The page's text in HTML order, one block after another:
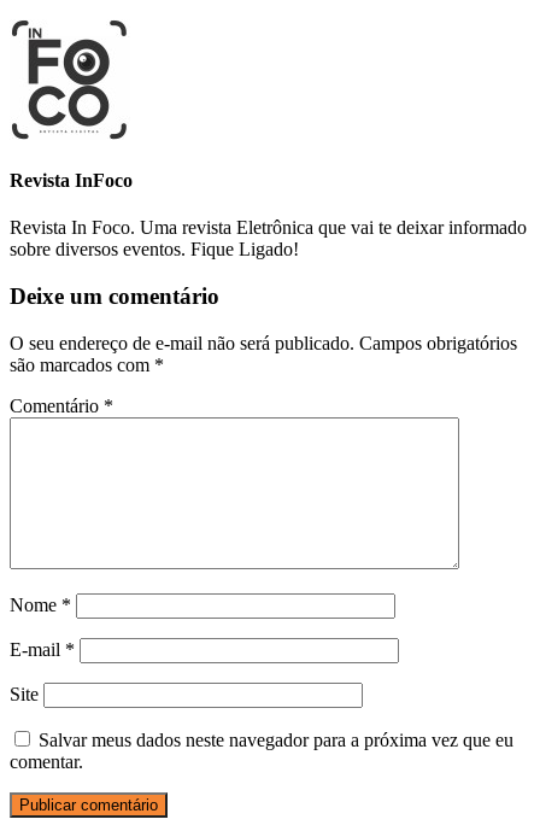
Revista InFoco
Revista In Foco. Uma revista Eletrônica que vai te deixar informado
sobre diversos eventos. Fique Ligado!
Deixe um comentário
O seu endereço de e-mail não será publicado. Campos obrigatórios
são marcados com *
Comentário *
Nome *
E-mail *
Site
Salvar meus dados neste navegador para a próxima vez que eu
comentar.